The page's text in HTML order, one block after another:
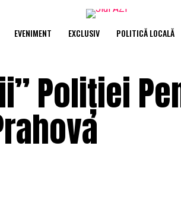
EVENIMENT EXCLUSIV POLITICĂ LOCALĂ
Poliției